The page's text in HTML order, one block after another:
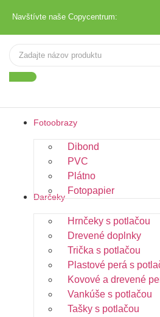
Navštívte naše Copycentrum:
Fotoobrazy
Dibond
PVC
Plátno
Fotopapier
Darčeky
Hrnčeky s potlačou
Drevené doplnky
Trička s potlačou
Plastové perá s
Kovové a drevené
Vankúše s potlačou
Tašky s potlačou